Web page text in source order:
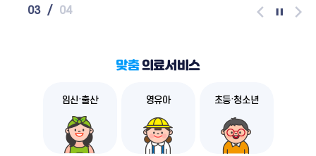
03 / 04
맞춤의료서비스
임신·출산 영유아 초등·청소년